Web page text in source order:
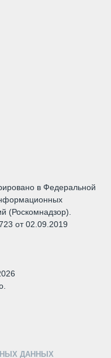
в Федеральной
(Роскомнадзор).
от 02.09.2019
ДАННЫХ